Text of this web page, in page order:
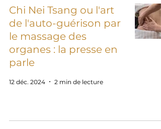
Chi Nei Tsang ou l'art
de l'auto-guérison par
le massage des
organes : la presse en
parle
12 déc. 2024 2 min de lecture